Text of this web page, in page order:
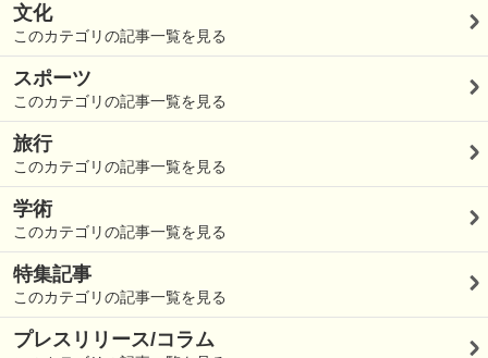
文化
このカテゴリの記事一覧を見る
スポーツ
このカテゴリの記事一覧を見る
旅行
このカテゴリの記事一覧を見る
学術
このカテゴリの記事一覧を見る
特集記事
このカテゴリの記事一覧を見る
プレスリリース/コラム